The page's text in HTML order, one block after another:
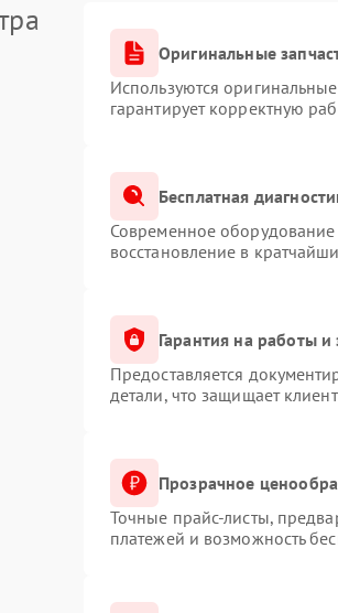
Оригинальные
Используются
гарантирует корректную
Бесплатная
Современное оборудование
восстановление в
Гарантия на работы и
Предоставляется
детали, что защищает
Прозрачное
Точные прайс-листы,
платежей и возможность